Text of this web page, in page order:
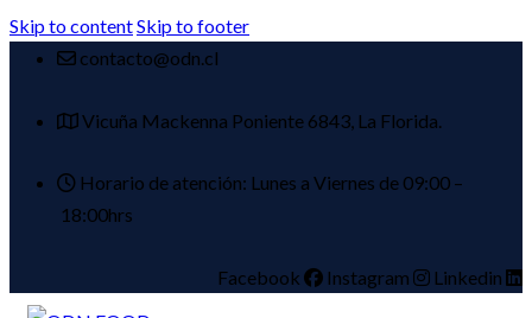
Skip to contentSkip to footer
contacto@odn.cl
Vicuña Mackenna Poniente 6843, La Florida.
Horario de atención: Lunes a Viernes de 09:00 –
18:00hrs
Facebook Instagram Linkedin